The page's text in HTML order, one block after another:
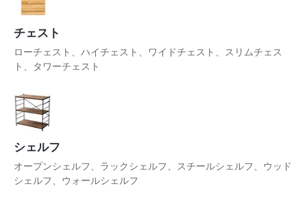
チェスト
ローチェスト、ハイチェスト、ワイドチェスト、スリムチェス
ト、タワーチェスト
シェルフ
オープンシェルフ、ラックシェルフ、スチールシェルフ、ウッド
シェルフ、ウォールシェルフ